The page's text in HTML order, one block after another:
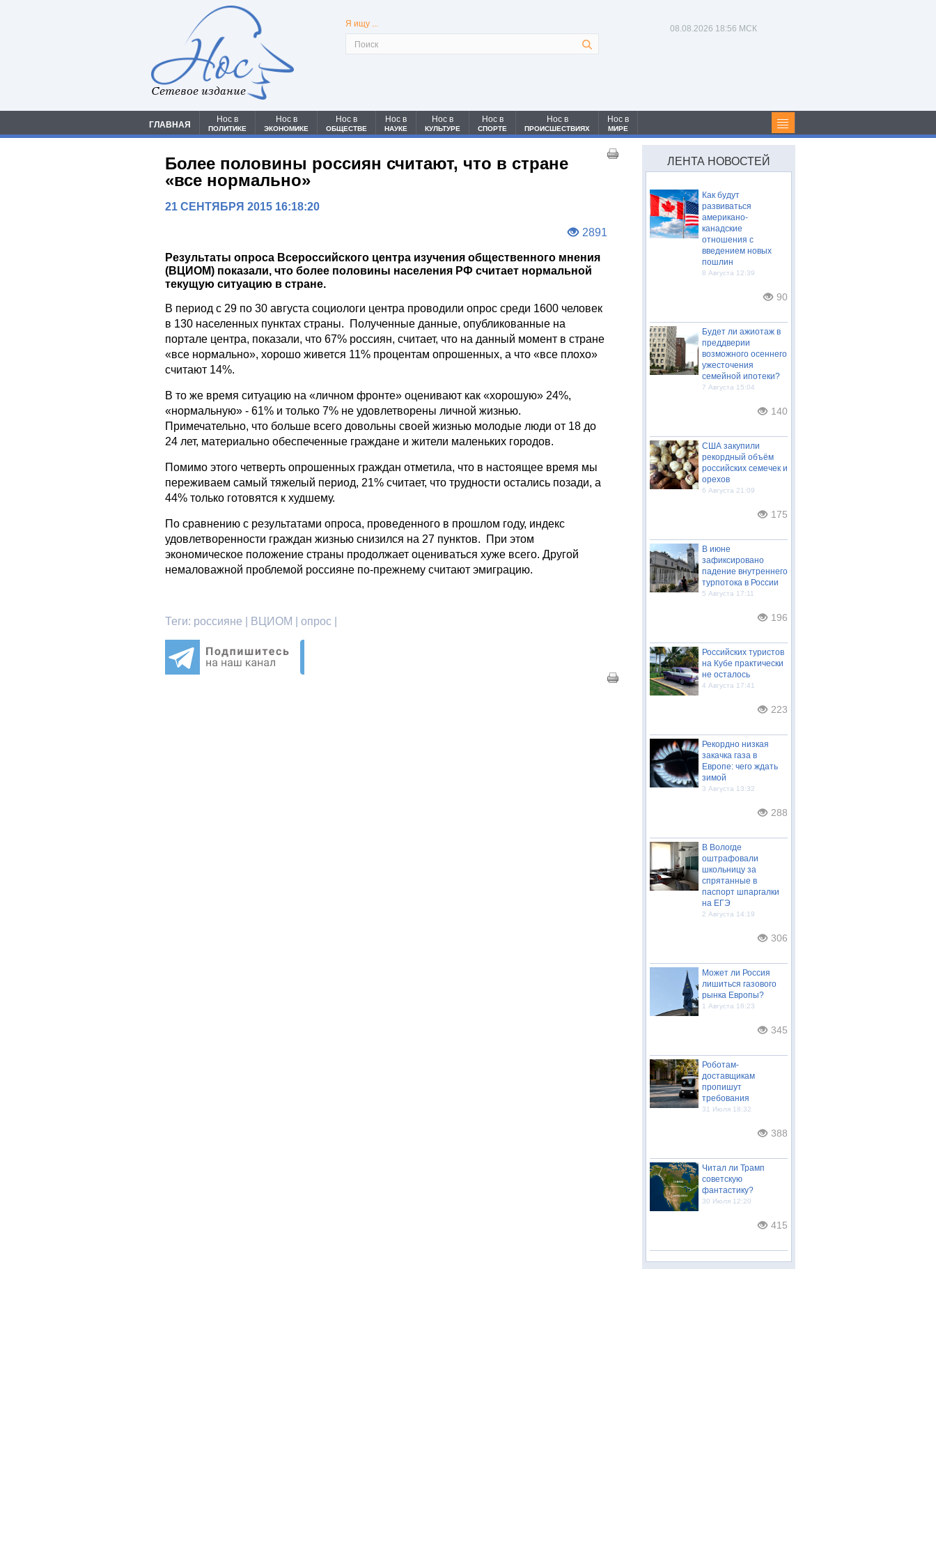
Сетевое издание
Я ищу ... 08.08.2026 18:56 МСК
ГЛАВНАЯ
Нос в
ПОЛИТИКЕ
Нос в
ЭКОНОМИКЕ
Нос в
ОБЩЕСТВЕ
Нос в
НАУКЕ
Нос в
КУЛЬТУРЕ
Нос в
СПОРТЕ
Нос в
ПРОИСШЕСТВИЯХ
Нос в
МИРЕ
Более половины россиян считают, что в стране
«все нормально»
21 СЕНТЯБРЯ 2015 16:18:20
2891
Результаты опроса Всероссийского центра изучения общественного мнения
(ВЦИОМ) показали, что более половины населения РФ считает нормальной
текущую ситуацию в стране.
В период с 29 по 30 августа социологи центра проводили опрос среди 1600 человек
в 130 населенных пунктах страны. Полученные данные, опубликованные на
портале центра, показали, что 67% россиян, считает, что на данный момент в стране
«все нормально», хорошо живется 11% процентам опрошенных, а что «все плохо»
считают 14%.
В то же время ситуацию на «личном фронте» оценивают как «хорошую» 24%,
«нормальную» - 61% и только 7% не удовлетворены личной жизнью.
Примечательно, что больше всего довольны своей жизнью молодые люди от 18 до
24 лет, материально обеспеченные граждане и жители маленьких городов.
Помимо этого четверть опрошенных граждан отметила, что в настоящее время мы
переживаем самый тяжелый период, 21% считает, что трудности остались позади, а
44% только готовятся к худшему.
По сравнению с результатами опроса, проведенного в прошлом году, индекс
удовлетворенности граждан жизнью снизился на 27 пунктов. При этом
экономическое положение страны продолжает оцениваться хуже всего. Другой
немаловажной проблемой россияне по-прежнему считают эмиграцию.
Теги: россияне | ВЦИОМ | опрос |
ЛЕНТА НОВОСТЕЙ
Как будут
развиваться
американо-
канадские
отношения с
введением новых
пошлин
8 Августа 12:39
90
Будет ли ажиотаж в
преддверии
возможного осеннего
ужесточения
семейной ипотеки?
7 Августа 15:04
140
США закупили
рекордный объём
российских семечек и
орехов
6 Августа 21:09
175
В июне
зафиксировано
падение внутреннего
турпотока в России
5 Августа 17:11
196
Российских туристов
на Кубе практически
не осталось
4 Августа 17:41
223
Рекордно низкая
закачка газа в
Европе: чего ждать
зимой
3 Августа 13:32
288
В Вологде
оштрафовали
школьницу за
спрятанные в
паспорт шпаргалки
на ЕГЭ
2 Августа 14:19
306
Может ли Россия
лишиться газового
рынка Европы?
1 Августа 16:23
345
Роботам-
доставщикам
пропишут
требования
31 Июля 18:32
388
Читал ли Трамп
советскую
фантастику?
30 Июля 12:20
415